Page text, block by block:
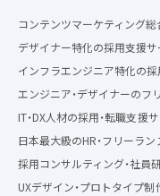
コンテンツマーケティング
デザイナー特化の採用支援
インフラエンジニア特化の
エンジニア・デザイナーの
IT・DX人材の採用・転職支援
日本最大級のHR・フリーラ
採用コンサルティング・社員
UXデザイン・プロトタイプ